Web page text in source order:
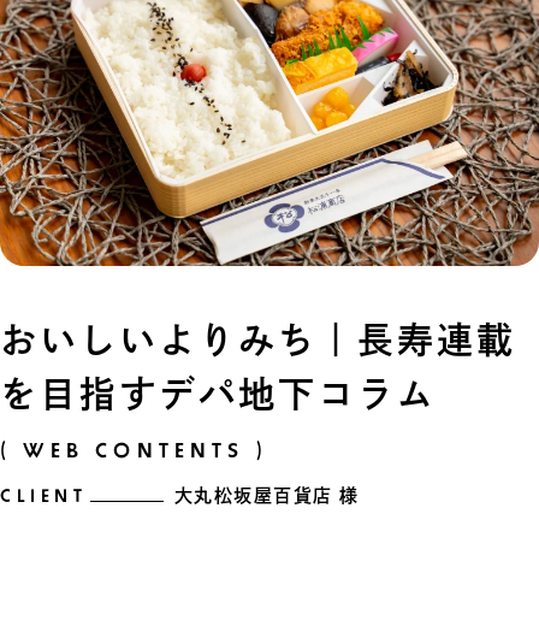
おいしいよりみち｜長寿連載
を目指すデパ地下コラム
( WEB CONTENTS )
CLIENT 大丸松坂屋百貨店 様